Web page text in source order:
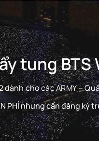
tung BTS
dành cho các ARMY –
PHÍ nhưng cần đăng ký